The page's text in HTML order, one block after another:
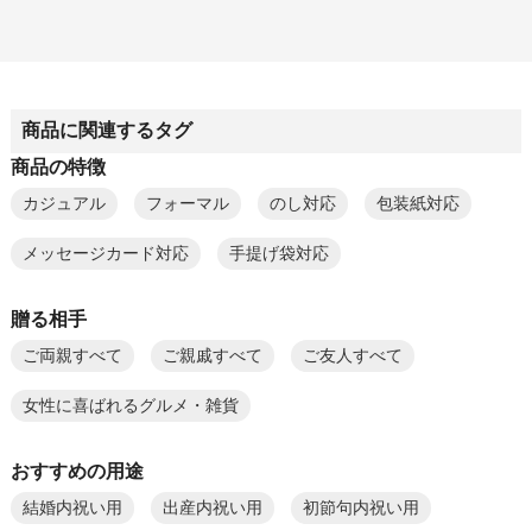
商品に関連するタグ
商品の特徴
カジュアル フォーマル のし対応 包装紙対応
メッセージカード対応 手提げ袋対応
贈る相手
ご両親すべて ご親戚すべて ご友人すべて
女性に喜ばれるグルメ・雑貨
おすすめの用途
結婚内祝い用 出産内祝い用 初節句内祝い用